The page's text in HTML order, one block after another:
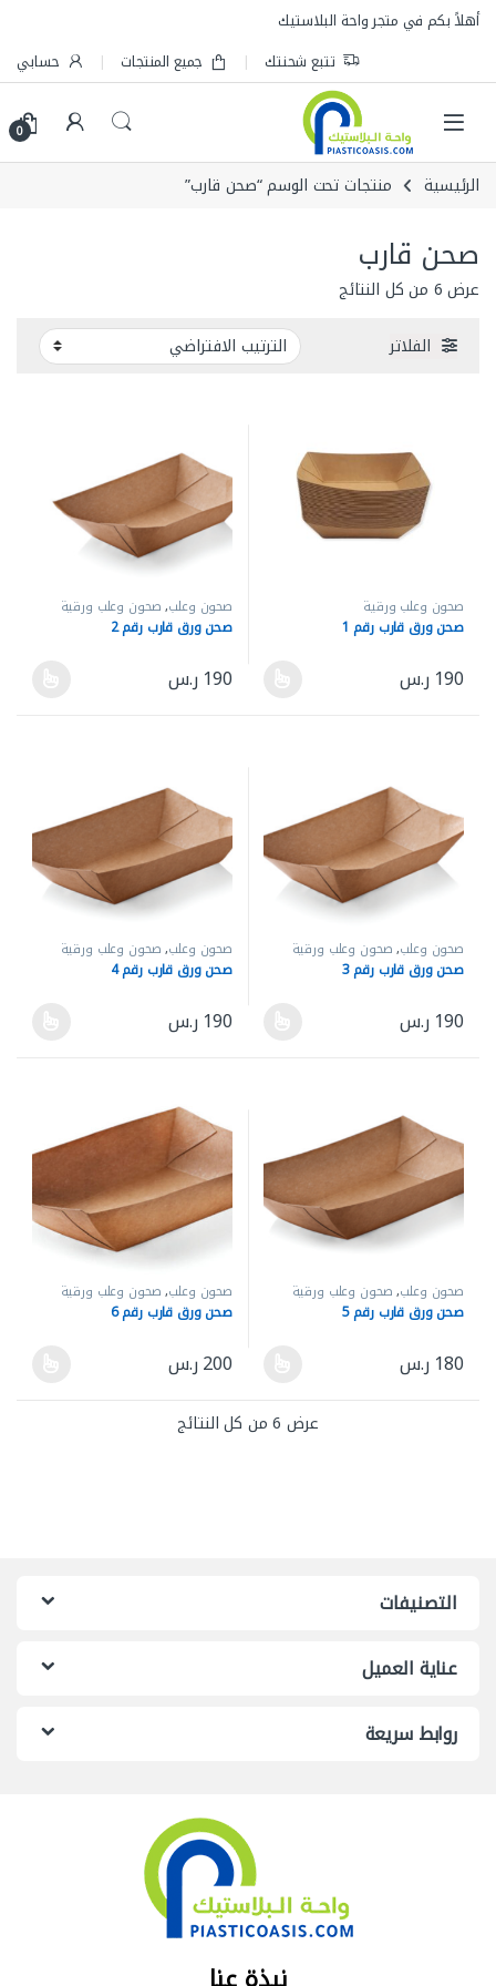
Skip to navigation
Skip to content
أهلاً بكم في متجر واحة البلاستيك
تتبع شحنتك
جميع المنتجات حسابي
0
الرئيسية منتجات تحت الوسم “صحن قارب”
صحن قارب
عرض ⁦6⁩ من كل النتائج
الفلاتر
صحون وعلب ورقية
صحن ورق قارب رقم 1
190 ر.س
هناك العديد من الأشكال المختلفة لهذا المنتج. يمكن اختيار
صحون وعلب,صحون وعلب ورقية
صحن ورق قارب رقم 2
190 ر.س
هناك العديد من الأشكال المختلفة
صحون وعلب,صحون وعلب ورقية
صحن ورق قارب رقم 3
190 ر.س
هناك العديد من الأشكال المختلفة لهذا المنتج. يمكن اختيار
صحون وعلب,صحون وعلب ورقية
صحن ورق قارب رقم 4
190 ر.س
هناك العديد من الأشكال المختلفة
صحون وعلب,صحون وعلب ورقية
صحن ورق قارب رقم 5
180 ر.س
هناك العديد من الأشكال المختلفة لهذا المنتج. يمكن اختيار
صحون وعلب,صحون وعلب ورقية
صحن ورق قارب رقم 6
200ر.س
هناك العديد من الأشكال المختلفة
عرض ⁦6⁩ من كل النتائج
التصنيفات
عناية العميل
روابط سريعة